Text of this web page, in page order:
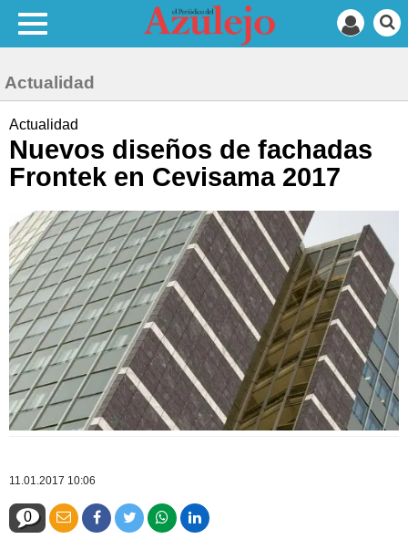
Actualidad
Actualidad
Nuevos diseños de fachadas
Frontek en Cevisama 2017
11.01.2017 10:06
0